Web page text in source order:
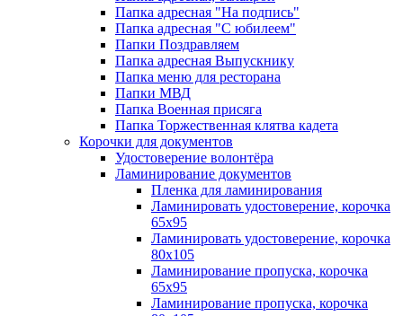
Папка адресная "На подпись"
Папка адресная "C юбилеем"
Папки Поздравляем
Папка адресная Выпускнику
Папка меню для ресторана
Папки МВД
Папка Военная присяга
Папка Торжественная клятва кадета
Корочки для документов
Удостоверение волонтёра
Ламинирование документов
Пленка для ламинирования
Ламинировать удостоверение, корочка
65х95
Ламинировать удостоверение, корочка
80х105
Ламинирование пропуска, корочка
65х95
Ламинирование пропуска, корочка